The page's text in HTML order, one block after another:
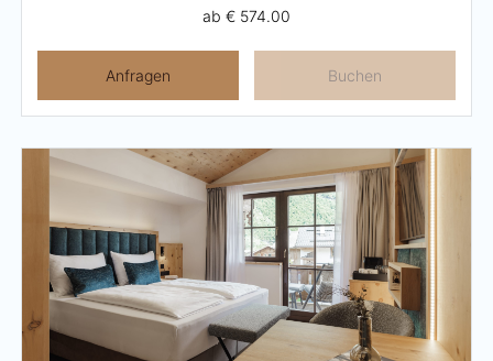
ab € 574.00
Anfragen Buchen